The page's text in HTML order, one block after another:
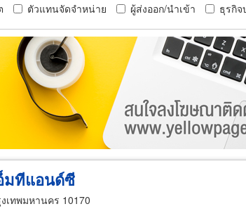
ตัวแทนจัดจำหน่าย ผู้ส่งออก/นำเข้า ธุรกิจ
มทีแอนด์ซี
ทพมหานคร 10170